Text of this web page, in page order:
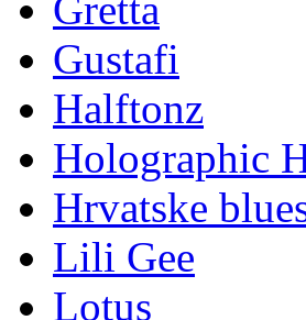
Gretta
Gustafi
Halftonz
Holographic
Hrvatske
Lili Gee
Lotus